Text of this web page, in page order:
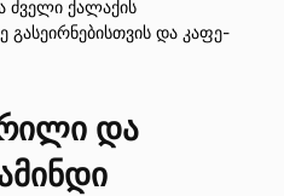
ძველი ქალაქის
გასეირნებისთვის და კაფე-
და